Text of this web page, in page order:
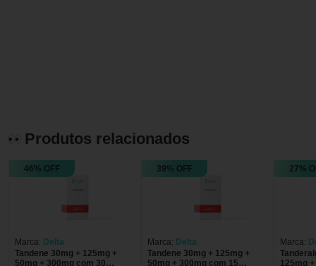
Produtos relacionados
46% OFF
Marca: Delta
Tandene 30mg + 125mg +
50mg + 300mg com 30
39% OFF
Marca: Delta
Tandene 30mg + 125mg +
50mg + 300mg com 15
27%
Marca:
125mg